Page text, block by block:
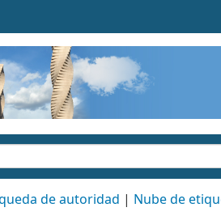
de autoridad Nube de